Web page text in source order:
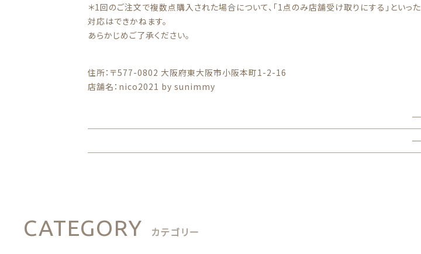
＊1回のご注文で複数点購入された場合について、「1点のみ店舗受け取りにする」といった
対応はできかねます。
あらかじめご了承ください。
住所：〒577-0802 大阪府東大阪市小阪本町1-2-16
店舗名：nico2021 by sunimmy
CATEGORY カテゴリー
ギフトボックス